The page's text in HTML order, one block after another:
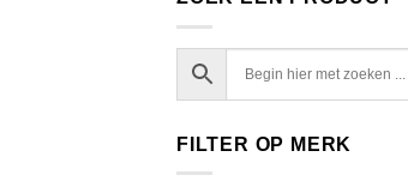
FILTER OP MERK